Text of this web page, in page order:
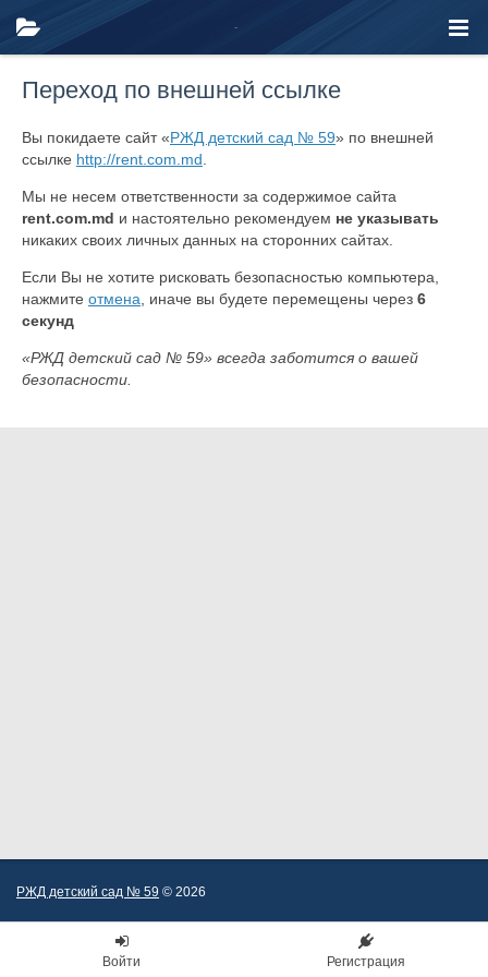
Переход по внешней ссылке
Вы покидаете сайт «РЖД детский сад № 59» по внешней
ссылке http://rent.com.md
Мы не несем ответственности за содержимое сайта
rent.com.md и настоятельно рекомендуем не указывать
никаких своих личных данных на сторонних сайтах.
Если Вы не хотите рисковать безопасностью компьютера,
нажмите отмена , иначе вы будете перемещены через 6
секунд
«РЖД детский сад № 59» всегда заботится о вашей
безопасности.
РЖД детский сад № 59 © 2026
Войти Регистрация